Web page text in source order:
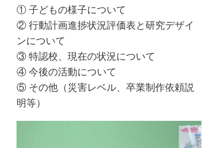
① 子どもの様子について
② 行動計画進捗状況評価表と研究デザイ
ンについて
③ 特認校、現在の状況について
④ 今後の活動について
⑤ その他（災害レベル、卒業制作依頼説
明等）